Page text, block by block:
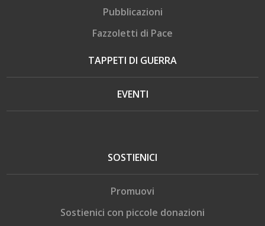
Pubblicazioni
Fazzoletti di Pace
TAPPETI DI GUERRA
EVENTI
SOSTIENICI
Promuovi
Sostienici con piccole donazioni